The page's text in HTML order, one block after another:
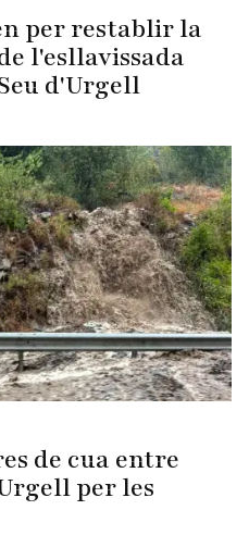
per restablir la
l'esllavissada
d'Urgell
de cua entre
per les